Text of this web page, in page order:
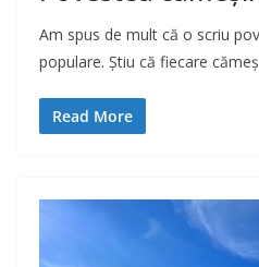
Am spus de mult că o scriu
populare. Știu că fiecare
Read More